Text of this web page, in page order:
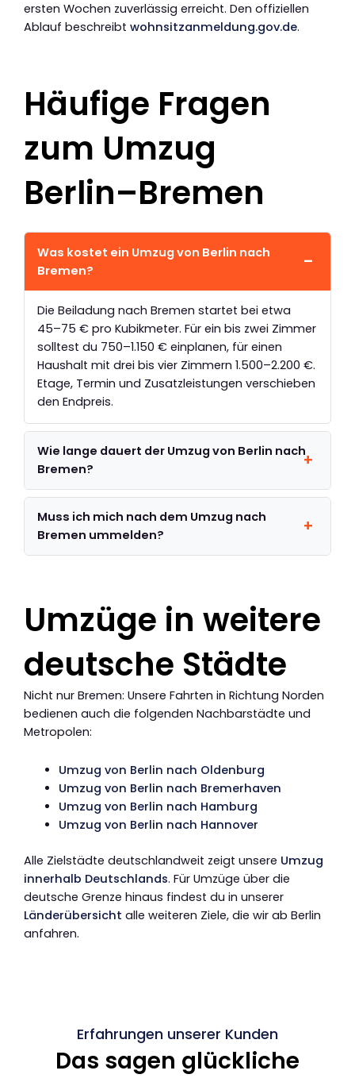
ersten Wochen zuverlässig erreicht. Den offiziellen
Ablauf beschreibt wohnsitzanmeldung.gov.de.
Häufige Fragen
zum Umzug
Berlin–Bremen
Was kostet ein Umzug von Berlin nach
Bremen?
Die Beiladung nach Bremen startet bei etwa
45–75 € pro Kubikmeter. Für ein bis zwei Zimmer
solltest du 750–1.150 € einplanen, für einen
Haushalt mit drei bis vier Zimmern 1.500–2.200 €.
Etage, Termin und Zusatzleistungen verschieben
den Endpreis.
Wie lange dauert der Umzug von Berlin nach
Bremen?
Muss ich mich nach dem Umzug nach
Bremen ummelden?
Umzüge in weitere
deutsche Städte
Nicht nur Bremen: Unsere Fahrten in Richtung Norden
bedienen auch die folgenden Nachbarstädte und
Metropolen:
Umzug von Berlin nach Oldenburg
Umzug von Berlin nach Bremerhaven
Umzug von Berlin nach Hamburg
Umzug von Berlin nach Hannover
Alle Zielstädte deutschlandweit zeigt unsere Umzug
innerhalb Deutschlands. Für Umzüge über die
deutsche Grenze hinaus findest du in unserer
Länderübersicht alle weiteren Ziele, die wir ab Berlin
anfahren.
Erfahrungen unserer Kunden
Das sagen glückliche